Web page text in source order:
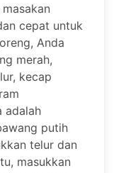
cepat untuk
Anda
merah,
kecap
adalah
putih
telur dan
masukkan